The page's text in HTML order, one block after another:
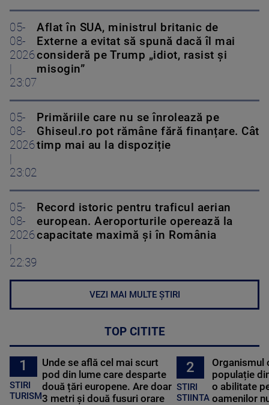
05-
08-
2026
23:07
Aflat în SUA, ministrul britanic de
Externe a evitat să spună dacă îl mai
consideră pe Trump „idiot, rasist și
misogin”
05-
08-
2026
23:02
Primăriile care nu se înrolează pe
Ghiseul.ro pot rămâne fără finanțare. Cât
timp mai au la dispoziție
05-
08-
2026
22:39
Record istoric pentru traficul aerian
european. Aeroporturile operează la
capacitate maximă și în România
VEZI MAI MULTE ȘTIRI
TOP CITITE
1
STIRI
TURISM
Unde se află cel mai scurt
pod din lume care desparte
două țări europene. Are doar
3 metri și două fusuri orare
2
STIRI
STIINTA
Organismul
populație
o abilitate
oamenilor